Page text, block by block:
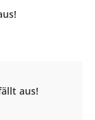
aus!